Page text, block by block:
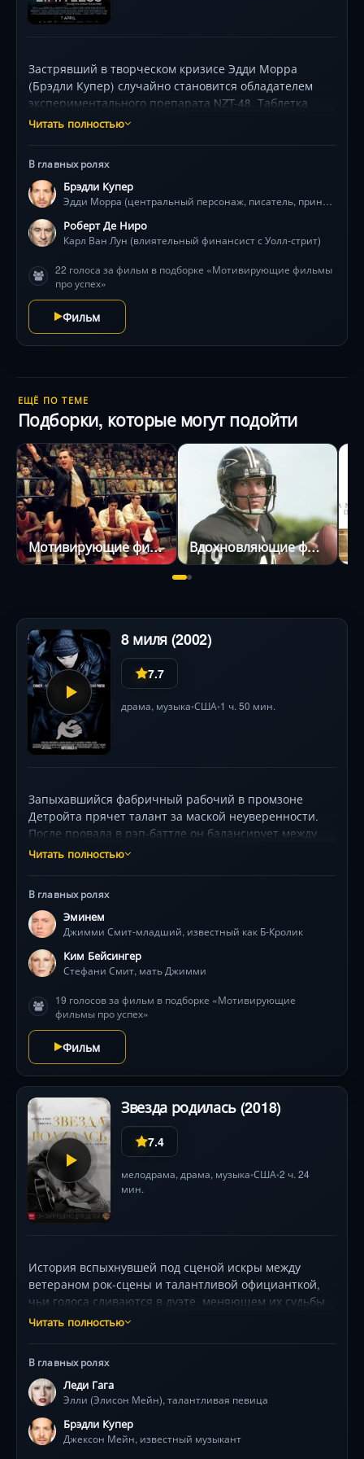
Застрявший в творческом кризисе Эдди Морра
(Брэдли Купер) случайно становится обладателем
экспериментального препарата NZT-48. Таблетка
превращает его в финансового гения и светского
бандитов до Уолл-стрит-акулы (Роберт Де Ниро).
Режиссёр Нил Бергер погружает зрителя в
психоделический вихрь — камера летит сквозь Нью-
Йорк, цвета взрываются неоном, а герой
балансирует между триумфом и самоуничтожением.
заменить человечность? Главная интрига — какой
ценой Эдди удержит безграничный разум?
Читать полностью
В главных ролях
Брэдли Купер
Роберт Де Ниро
Карл Ван Лун (влиятельный финансист с Уолл-стрит)
22 голоса за фильм в подборке «Мотивирующие фильмы
про успех»
Фильм
ЕЩЁ ПО ТЕМЕ
Подборки, которые могут подойти
Мотивирующие фильмы про успех Вдохновляющие фильмы
8 миля (2002)
7.7
драма, музыка•США•1 ч. 50 мин.
Запыхавшийся фабричный рабочий в промзоне
Детройта прячет талант за маской неуверенности.
После провала в рэп-баттле он балансирует между
токсичным домом алкоголички-матери, тупиковой
неожиданного романа с амбициозной Алекс герой
находит в себе силы для главного поединка — где его
главным оружием станет шокирующая
откровенность. В кадре — гениальный дебют
Эминема, сырая энергия индастриальных локаций и
переворачивающий правила жанра. Финал оставит
вас под аккорды «Lose Yourself».
Читать полностью
В главных ролях
Эминем
Джимми Смит-младший, известный как Б-Кролик
Ким Бейсингер
Стефани Смит, мать Джимми
19 голосов за фильм в подборке «Мотивирующие
фильмы про успех»
Фильм
Звезда родилась (2018)
7.4
мелодрама, драма, музыка•США•2 ч. 24
мин.
История вспыхнувшей под сценой искры между
ветераном рок-сцены и талантливой официанткой,
чьи голоса сливаются в дуэте, меняющем их судьбы.
Завораживающие концертные сцены,
последнего кадра. Режиссёрский дебют Брэдли
Купера, где Леди Гага раскрывается как актриса.
Читать полностью
В главных ролях
Леди Гага
Элли (Элисон Мейн), талантливая певица
Брэдли Купер
Джексон Мейн, известный музыкант